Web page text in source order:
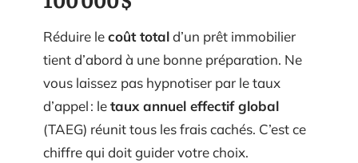
Réduire lecoût totald’un prêt immobilier
tient d’abord à une bonne préparation. Ne
vous laissez pas hypnotiser par le taux
d’appel : letaux annuel effectif global
(TAEG) réunit tous les frais cachés. C’est ce
chiffre qui doit guider votre choix.